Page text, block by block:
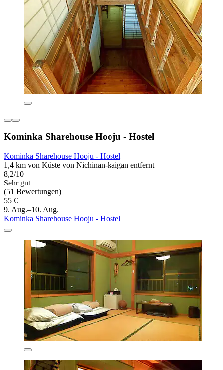
Kominka Sharehouse Hooju - Hostel
Kominka Sharehouse Hooju - Hostel
1,4 km von Küste von Nichinan-kaigan entfernt
8,2/10
Sehr gut
(51 Bewertungen)
55 €
9. Aug.–10. Aug.
Kominka Sharehouse Hooju - Hostel